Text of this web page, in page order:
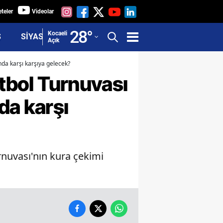
Videolar
SİYASETKocaeli
Açık
28°
Adana
Adıyaman
Ağrı
Amasya
Antalya
Balıkesir
karşı karşıya gelecek?
Turnuvası
karşı
kura çekimi